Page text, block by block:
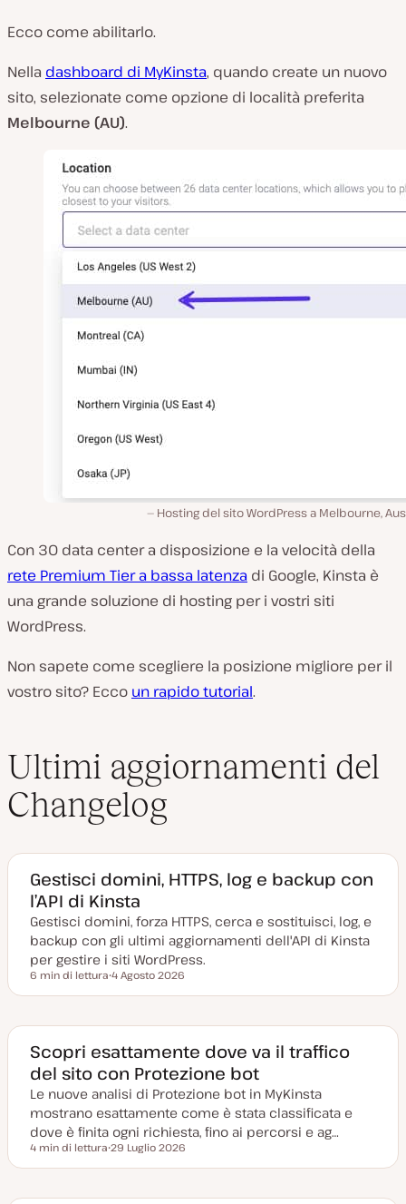
Ecco come abilitarlo.
Nella dashboard di MyKinsta, quando create un nuovo
sito, selezionate come opzione di località preferita
Melbourne (AU).
Hosting del sito WordPress a Melbourne,
Con 30 data center a disposizione e la velocità della
rete Premium Tier a bassa latenza di Google, Kinsta è
una grande soluzione di hosting per i vostri siti
WordPress.
Non sapete come scegliere la posizione migliore per il
vostro sito? Ecco un rapido tutorial.
Ultimi aggiornamenti del
Changelog
Gestisci domini, HTTPS, log e backup con
l’API di Kinsta
Gestisci domini, forza HTTPS, cerca e sostituisci, log, e
backup con gli ultimi aggiornamenti dell'API di Kinsta
per gestire i siti WordPress.
Tempo di lettura
6 min di lettura
a
a
g
g
i
o
r
a
a
4 Agosto 2026
Scopri esattamente dove va il traffico
del sito con Protezione bot
Le nuove analisi di Protezione bot in MyKinsta
mostrano esattamente come è stata classificata e
dove è finita ogni richiesta, fino ai percorsi e ag…
Tempo di lettura
4 min di lettura
a
a
29 Luglio 2026